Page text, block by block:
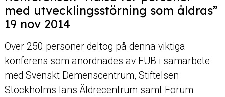
med utvecklingsstörning som åldras”
19 nov 2014
Över 250 personer deltog på denna viktiga
konferens som anordnades av FUB i samarbete
med Svenskt Demenscentrum, Stiftelsen
Stockholms läns Äldrecentrum samt Forum